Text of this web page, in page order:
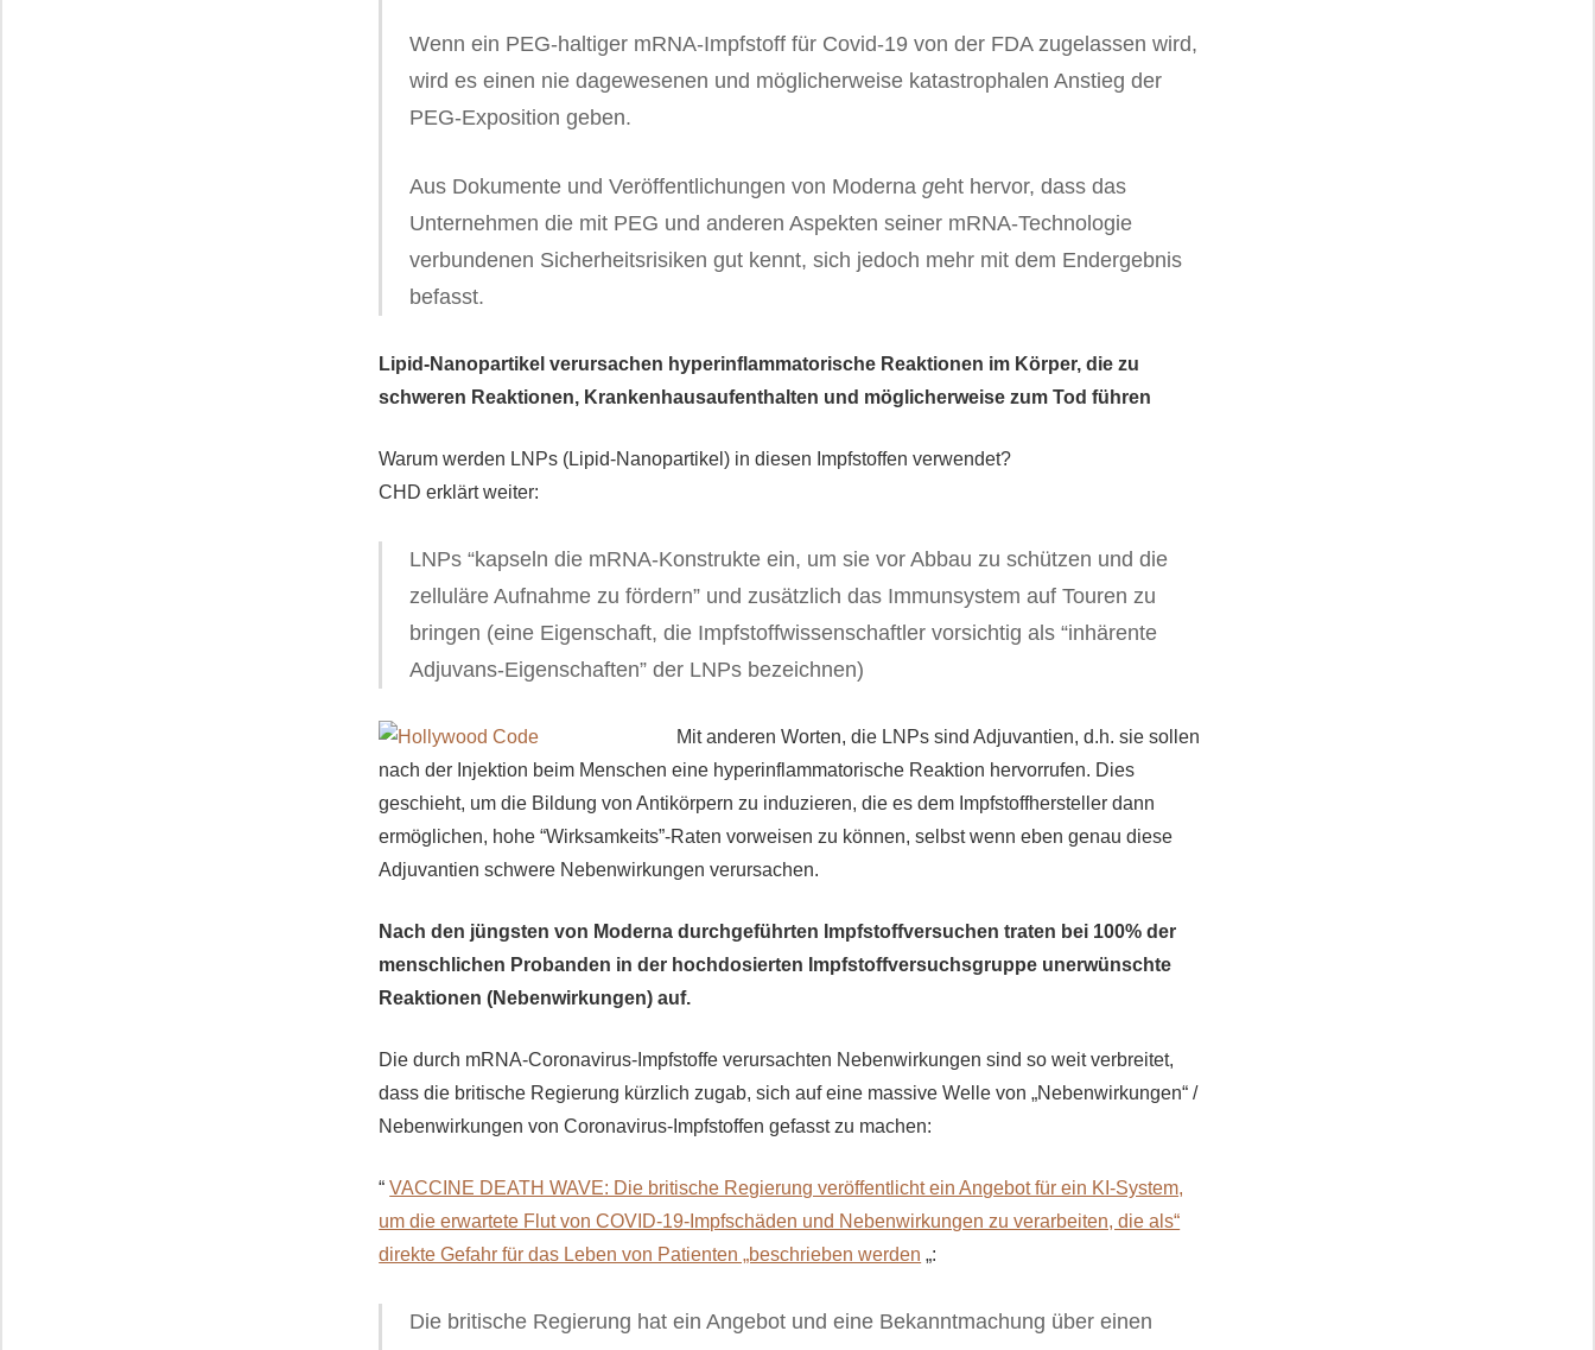
Wenn ein PEG-haltiger mRNA-Impfstoff für Covid-19 von der FDA zugelassen wird,
wird es einen nie dagewesenen und möglicherweise katastrophalen Anstieg der
PEG-Exposition geben.
Aus Dokumente und Veröffentlichungen von Moderna geht hervor, dass das
Unternehmen die mit PEG und anderen Aspekten seiner mRNA-Technologie
verbundenen Sicherheitsrisiken gut kennt, sich jedoch mehr mit dem Endergebnis
befasst.
Lipid-Nanopartikel verursachen hyperinflammatorische Reaktionen im Körper, die zu
schweren Reaktionen, Krankenhausaufenthalten und möglicherweise zum Tod führen
Warum werden LNPs (Lipid-Nanopartikel) in diesen Impfstoffen verwendet?
CHD erklärt weiter:
LNPs “kapseln die mRNA-Konstrukte ein, um sie vor Abbau zu schützen und die
zelluläre Aufnahme zu fördern” und zusätzlich das Immunsystem auf Touren zu
bringen (eine Eigenschaft, die Impfstoffwissenschaftler vorsichtig als “inhärente
Adjuvans-Eigenschaften” der LNPs bezeichnen)
Mit anderen Worten, die LNPs sind Adjuvantien, d.h. sie sollen
nach der Injektion beim Menschen eine hyperinflammatorische Reaktion hervorrufen. Dies
geschieht, um die Bildung von Antikörpern zu induzieren, die es dem Impfstoffhersteller dann
ermöglichen, hohe “Wirksamkeits”-Raten vorweisen zu können, selbst wenn eben genau diese
Adjuvantien schwere Nebenwirkungen verursachen.
Nach den jüngsten von Moderna durchgeführten Impfstoffversuchen traten bei 100% der
menschlichen Probanden in der hochdosierten Impfstoffversuchsgruppe unerwünschte
Reaktionen (Nebenwirkungen) auf.
Die durch mRNA-Coronavirus-Impfstoffe verursachten Nebenwirkungen sind so weit verbreitet,
dass die britische Regierung kürzlich zugab, sich auf eine massive Welle von „Nebenwirkungen“ /
Nebenwirkungen von Coronavirus-Impfstoffen gefasst zu machen:
“VACCINE DEATH WAVE: Die britische Regierung veröffentlicht ein Angebot für ein KI-System,
um die erwartete Flut von COVID-19-Impfschäden und Nebenwirkungen zu verarbeiten, die als“
direkte Gefahr für das Leben von Patienten „beschrieben werden „:
Die britische Regierung hat ein Angebot und eine Bekanntmachung über einen